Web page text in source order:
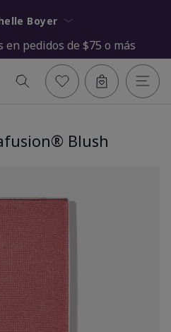
Michelle Boyer
pedidos de $75 o más
Blush